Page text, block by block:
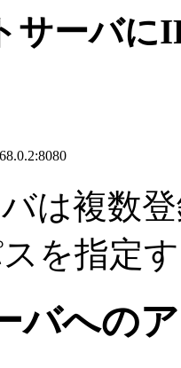
サーバに
は複数
を指定
バへの